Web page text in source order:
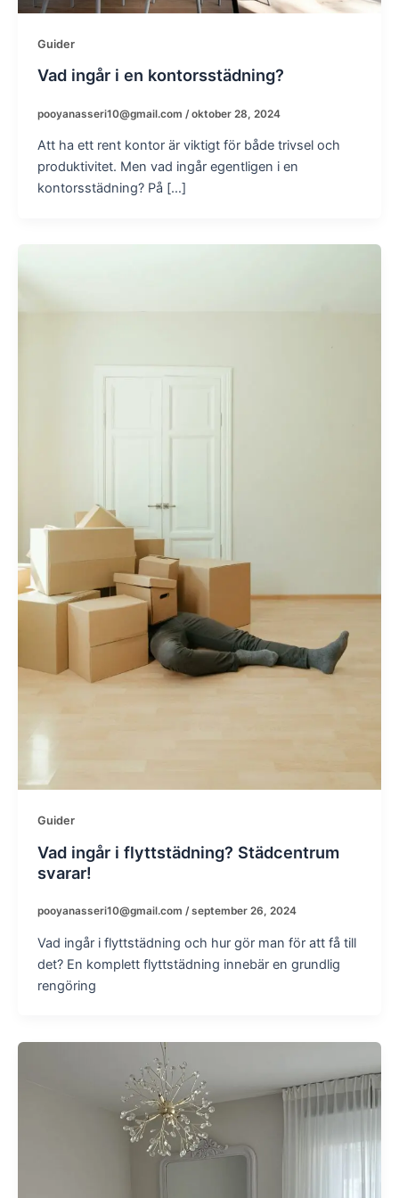
Guider
Vad ingår i en kontorsstädning?
pooyanasseri10@gmail.com /oktober 28, 2024
Att ha ett rent kontor är viktigt för både trivsel och
produktivitet. Men vad ingår egentligen i en
kontorsstädning? På […]
Guider
Vad ingår i flyttstädning? Städcentrum
svarar!
pooyanasseri10@gmail.com /september 26, 2024
Vad ingår i flyttstädning och hur gör man för att få till
det? En komplett flyttstädning innebär en grundlig
rengöring